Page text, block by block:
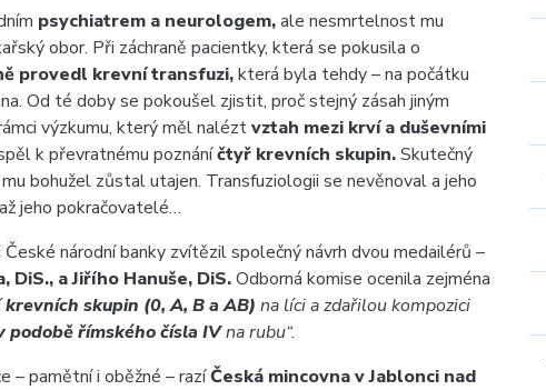
psychiatrem a neurologem,ale nesmrtelnost mu
obor. Při záchraně pacientky, která se pokusila o
provedl krevní transfuzi,která byla tehdy – na počátku
Od té doby se pokoušel zjistit, proč stejný zásah jiným
výzkumu, který měl naléztvztah mezi krví a duševními
k převratnému poznáníčtyř krevních skupin.Skutečný
bohužel zůstal utajen. Transfuziologii se nevěnoval a jeho
jeho pokračovatelé…
národní banky zvítězil společný návrh dvou medailérů –
DiS., a Jiřího Hanuše, DiS.Odborná komise ocenila zejména
krevních skupin (0, A, B a AB) na líci a zdařilou kompozici
podobě římského čísla IVna rubu“.
– pamětní i oběžné – razíČeská mincovna v Jablonci nad